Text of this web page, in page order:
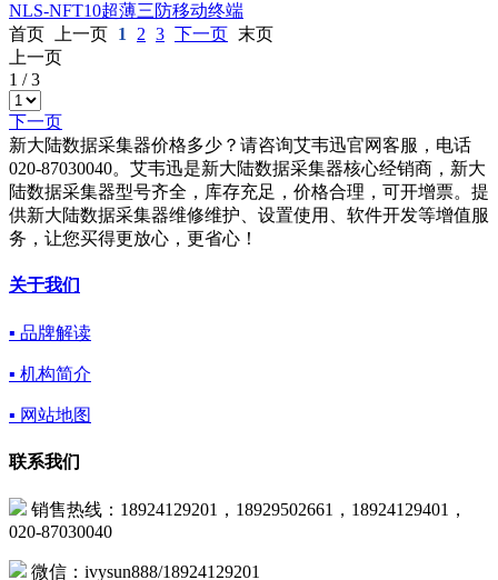
NLS-NFT10超薄三防移动终端
首页
上一页 1 2 3 下一页 末页
上一页
1 /3
下一页
新大陆数据采集器价格多少？请咨询艾韦迅官网客服，电话
020-87030040。艾韦迅是新大陆数据采集器核心经销商，新大
陆数据采集器型号齐全，库存充足，价格合理，可开增票。提
供新大陆数据采集器维修维护、设置使用、软件开发等增值服
务，让您买得更放心，更省心！
关于我们
▪ 品牌解读
▪ 机构简介
▪ 网站地图
联系我们
销售热线：18924129201，18929502661，18924129401，
020-87030040
微信：ivysun888/18924129201